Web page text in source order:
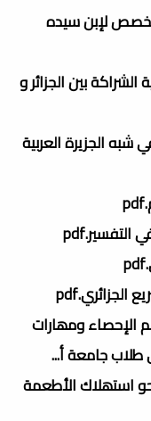
لإبن سيده
الشراكة بين الجزائر و
شبه الجزيرة العربية
الإحصاء ومھارات
طلاب جامعة أ...
نحو استھلاك الأطعمة